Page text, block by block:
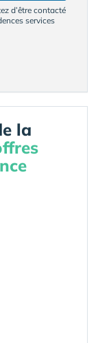
d’être contacté
services
la